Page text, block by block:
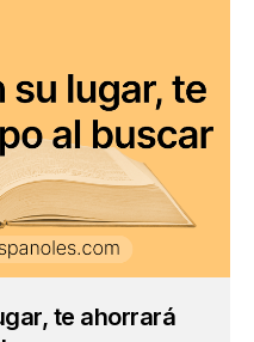
te ahorrará